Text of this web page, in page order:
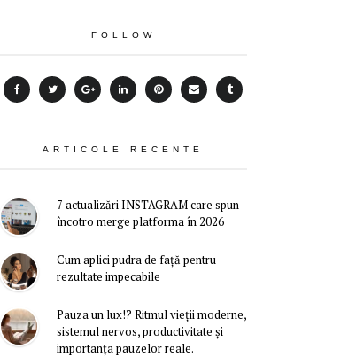
FOLLOW
ARTICOLE RECENTE
7 actualizări INSTAGRAM care spun
încotro merge platforma în 2026
Cum aplici pudra de față pentru
rezultate impecabile
Pauza un lux!? Ritmul vieții moderne,
sistemul nervos, productivitate și
importanța pauzelor reale.